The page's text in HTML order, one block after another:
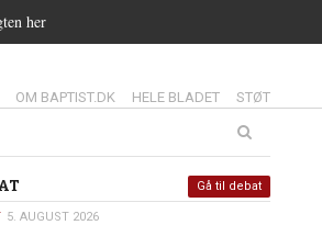
her
14.0:
OM BAPTIST.DK 15.0:
HELE BLADET 16.0:
STØT
5. AUGUST 2026
Gå til debat